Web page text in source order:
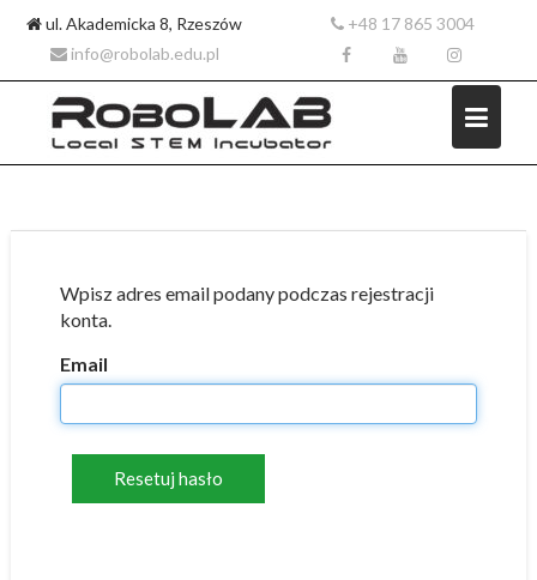
content
ul. Akademicka 8, Rzeszów
+48 17 865 3004
info@robolab.edu.pl
Wpisz adres email podany podczas rejestracji
konta.
Email
Resetuj hasło